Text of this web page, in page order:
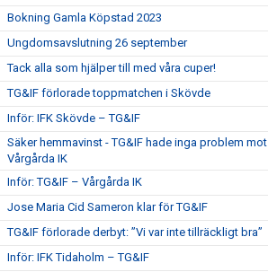
Bokning Gamla Köpstad 2023
Ungdomsavslutning 26 september
Tack alla som hjälper till med våra cuper!
TG&IF förlorade toppmatchen i Skövde
Inför: IFK Skövde – TG&IF
Säker hemmavinst - TG&IF hade inga problem mot
Vårgårda IK
Inför: TG&IF – Vårgårda IK
Jose Maria Cid Sameron klar för TG&IF
TG&IF förlorade derbyt: ”Vi var inte tillräckligt bra”
Inför: IFK Tidaholm – TG&IF